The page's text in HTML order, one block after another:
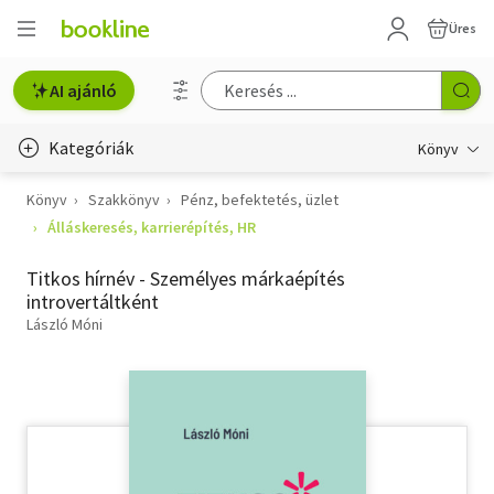
Üres
AI ajánló
Kategóriák Könyv
Életmód, egészség
Gyermek- és ifjúsági
Könyv Szakkönyv
Pénz, befektetés, üzlet
Álláskeresés, karrierépítés, HR
Titkos hírnév - Személyes márkaépítés
introvertáltként
László Móni